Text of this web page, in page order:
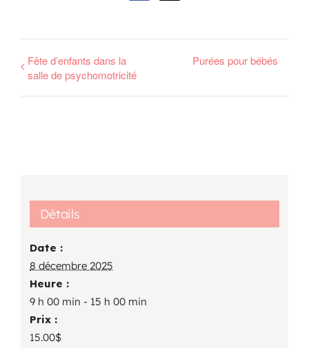
Fête d’enfants dans la
salle de psychomotricité
Purées pour bébés
Détails
Date :
8 décembre 2025
Heure :
9 h 00 min - 15 h 00 min
Prix :
15.00$